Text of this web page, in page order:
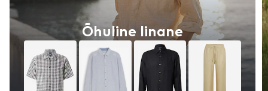
Õhuline linane